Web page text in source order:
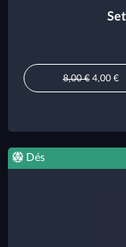
8,00 €4,00 €
Dés